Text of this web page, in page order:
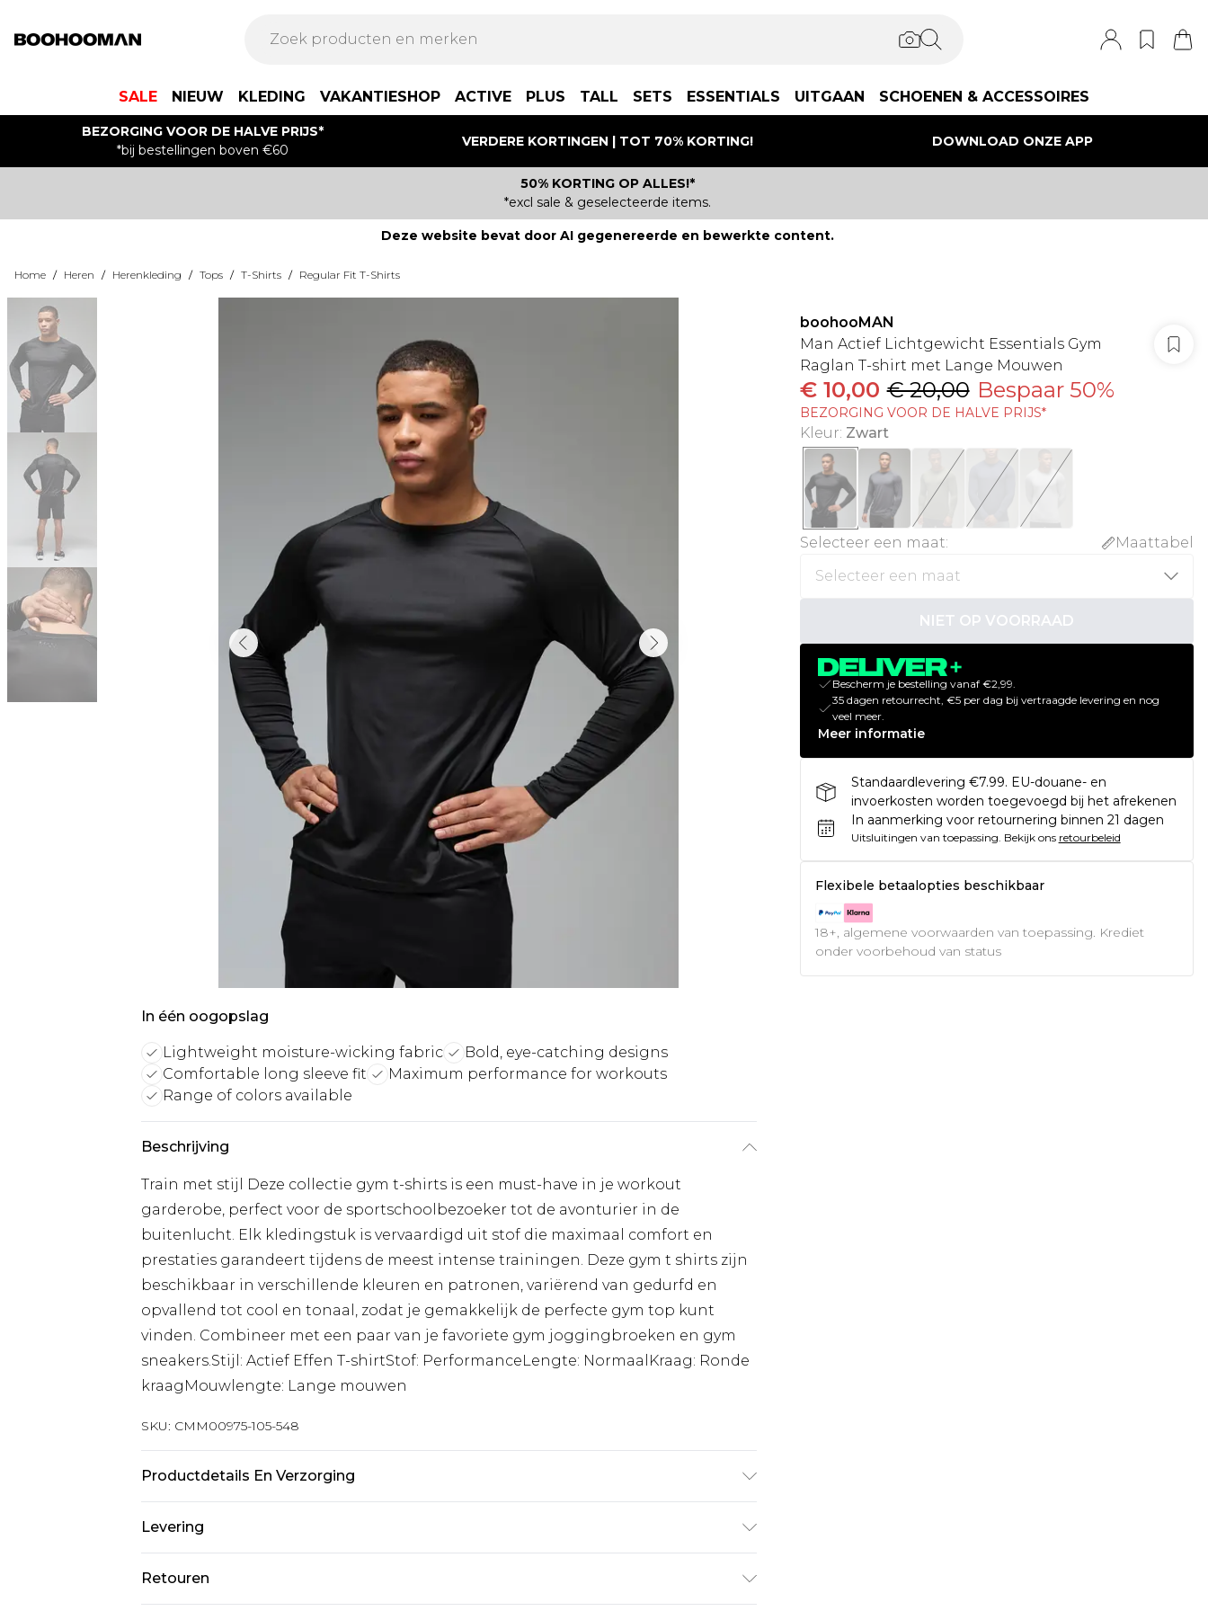
SALE NIEUW KLEDING VAKANTIESHOP ACTIVE PLUS TALL SETS ESSENTIALS UITGAAN SCHOENEN & ACCESSOIRES
BEZORGING VOOR DE HALVE PRIJS*
*bij bestellingen boven €60
VERDERE KORTINGEN | TOT 70% KORTING! DOWNLOAD ONZE APP
50% KORTING OP ALLES!*
*excl sale & geselecteerde items.
Deze website bevat door AI gegenereerde en bewerkte content.
Home / Heren / Herenkleding / Tops / T-Shirts / Regular Fit T-Shirts
In één oogopslag
Lightweight moisture-wicking fabric
Bold, eye-catching designs
Comfortable long sleeve fit
Maximum performance for workouts
Range of colors available
Beschrijving
Train met stijl Deze collectie gym t-shirts is een must-have in je workout
garderobe, perfect voor de sportschoolbezoeker tot de avonturier in de
buitenlucht. Elk kledingstuk is vervaardigd uit stof die maximaal comfort en
prestaties garandeert tijdens de meest intense trainingen. Deze gym t shirts zijn
beschikbaar in verschillende kleuren en patronen, variërend van gedurfd en
opvallend tot cool en tonaal, zodat je gemakkelijk de perfecte gym top kunt
vinden. Combineer met een paar van je favoriete gym joggingbroeken en gym
sneakers.Stijl: Actief Effen T-shirtStof: PerformanceLengte: NormaalKraag: Ronde
kraagMouwlengte: Lange mouwen
SKU: CMM00975-105-548
Productdetails En Verzorging
Levering
Standaardlevering Nederland
€7.99
Retouren
boohooMAN
Man Actief Lichtgewicht Essentials Gym
Raglan T-shirt met Lange Mouwen
€ 10,00 € 20,00 Bespaar 50%
BEZORGING VOOR DE HALVE PRIJS*
Kleur: Zwart
Selecteer een maat: Maattabel
NIET OP VOORRAAD
Bescherm je bestelling vanaf €2,99.
35 dagen retourrecht, €5 per dag bij vertraagde levering en nog
veel meer.
Meer informatie
Standaardlevering €7.99. EU-douane- en
invoerkosten worden toegevoegd bij het afrekenen
In aanmerking voor retournering binnen 21 dagen
Uitsluitingen van toepassing. Bekijk ons retourbeleid
Flexibele betaalopties beschikbaar
18+, algemene voorwaarden van toepassing. Krediet
onder voorbehoud van status